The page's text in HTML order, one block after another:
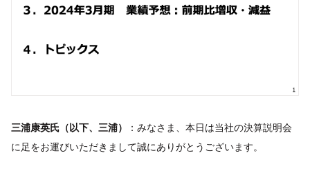
三浦康英氏（以下、三浦）
：みなさま、本日は当社の決算説明会
に足をお運びいただきまして誠にありがとうございます。